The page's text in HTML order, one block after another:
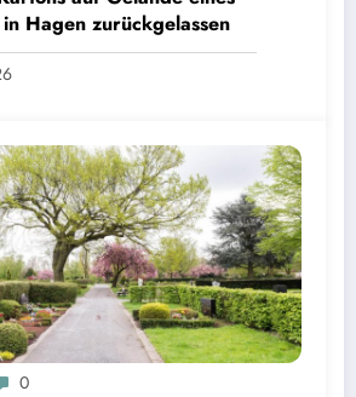
Hagen zurückgelassen
0